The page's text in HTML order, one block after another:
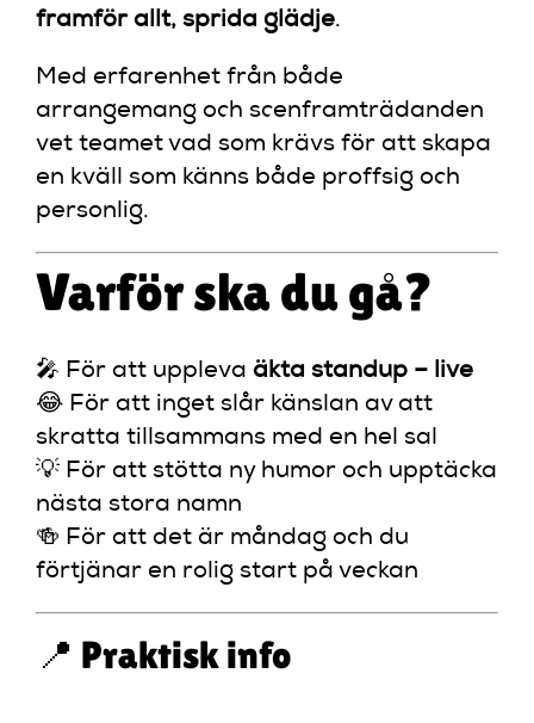
framför allt, sprida glädje.
Med erfarenhet från både
arrangemang och scenframträdanden
vet teamet vad som krävs för att skapa
en kväll som känns både proffsig och
personlig.
Varför ska du gå?
🎤 För att uppleva äkta standup – live
😂 För att inget slår känslan av att
skratta tillsammans med en hel sal
💡 För att stötta ny humor och upptäcka
nästa stora namn
🍻 För att det är måndag och du
förtjänar en rolig start på veckan
📍 Praktisk info